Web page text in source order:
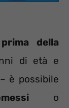
prima della
di età e
è possibile
o